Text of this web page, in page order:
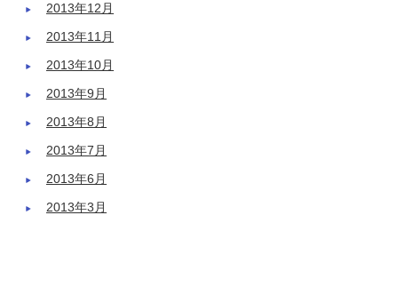
2013年12月
2013年11月
2013年10月
2013年9月
2013年8月
2013年7月
2013年6月
2013年3月